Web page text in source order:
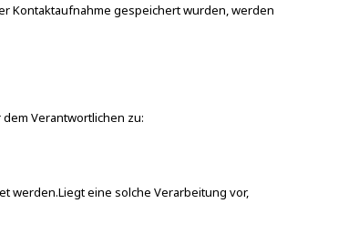
Kontaktaufnahme gespeichert wurden, werden
Verantwortlichen zu:
werden.Liegt eine solche Verarbeitung vor,